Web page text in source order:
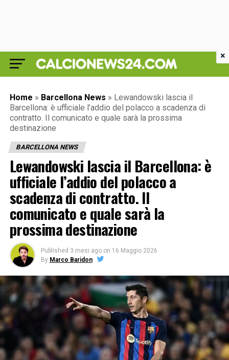
Home » Barcellona News » Lewandowski lascia il
Barcellona: è ufficiale l’addio del polacco a scadenza di
contratto. Il comunicato e quale sarà la prossima
destinazione
BARCELLONA NEWS
Lewandowski lascia il Barcellona: è
ufficiale l’addio del polacco a
scadenza di contratto. Il
comunicato e quale sarà la
prossima destinazione
Published 3 mesi ago on 16 Maggio 2026
By Marco Baridon
×